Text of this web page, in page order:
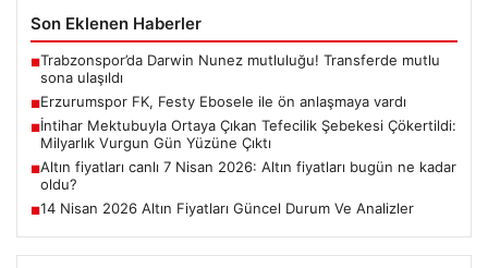
Son Eklenen Haberler
■Trabzonspor’da Darwin Nunez mutluluğu! Transferde mutlu
sona ulaşıldı
■Erzurumspor FK, Festy Ebosele ile ön anlaşmaya vardı
■İntihar Mektubuyla Ortaya Çıkan Tefecilik Şebekesi Çökertildi:
Milyarlık Vurgun Gün Yüzüne Çıktı
■Altın fiyatları canlı 7 Nisan 2026: Altın fiyatları bugün ne kadar
oldu?
■14 Nisan 2026 Altın Fiyatları Güncel Durum Ve Analizler